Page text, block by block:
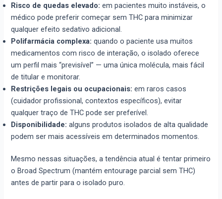
Risco de quedas elevado: em pacientes muito instáveis, o
médico pode preferir começar sem THC para minimizar
qualquer efeito sedativo adicional.
Polifarmácia complexa: quando o paciente usa muitos
medicamentos com risco de interação, o isolado oferece
um perfil mais “previsível” — uma única molécula, mais fácil
de titular e monitorar.
Restrições legais ou ocupacionais: em raros casos
(cuidador profissional, contextos específicos), evitar
qualquer traço de THC pode ser preferível.
Disponibilidade: alguns produtos isolados de alta qualidade
podem ser mais acessíveis em determinados momentos.
Mesmo nessas situações, a tendência atual é tentar primeiro
o Broad Spectrum (mantém entourage parcial sem THC)
antes de partir para o isolado puro.